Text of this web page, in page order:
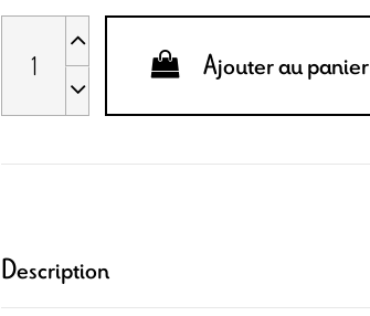
Ajouter au panier
Description